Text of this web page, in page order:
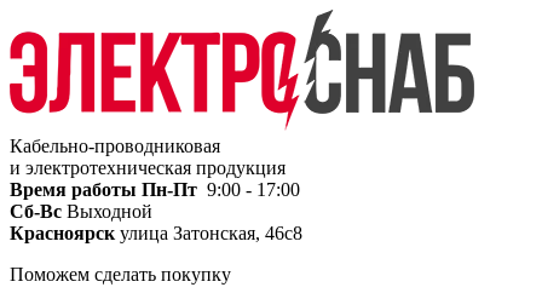
Кабельно-проводниковая
и электротехническая продукция
Время работы Пн-Пт 9:00 - 17:00
Сб-Вс Выходной
Красноярск улица Затонская, 46с8
Поможем сделать покупку